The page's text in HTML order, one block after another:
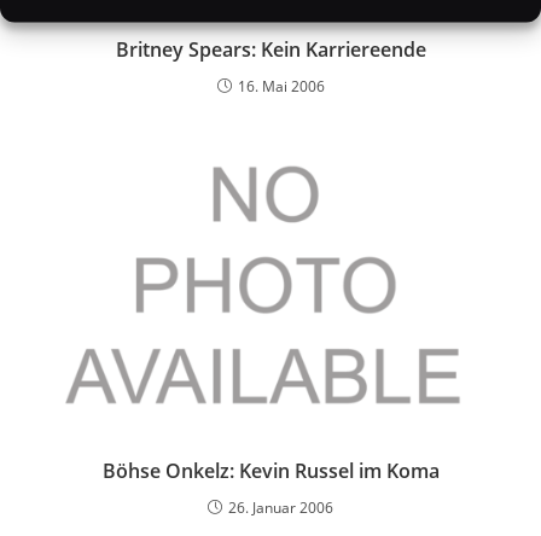
Britney Spears: Kein Karriereende
16. Mai 2006
Böhse Onkelz: Kevin Russel im Koma
26. Januar 2006